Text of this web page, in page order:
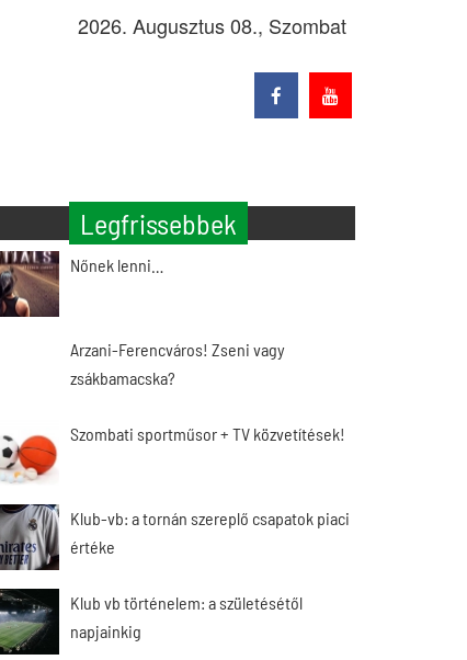
2026. Augusztus 08., Szombat
Legfrissebbek
Nőnek lenni…
Arzani-Ferencváros! Zseni vagy
zsákbamacska?
Szombati sportműsor + TV közvetítések!
Klub-vb: a tornán szereplő csapatok piaci
értéke
Klub vb történelem: a születésétől
napjainkig